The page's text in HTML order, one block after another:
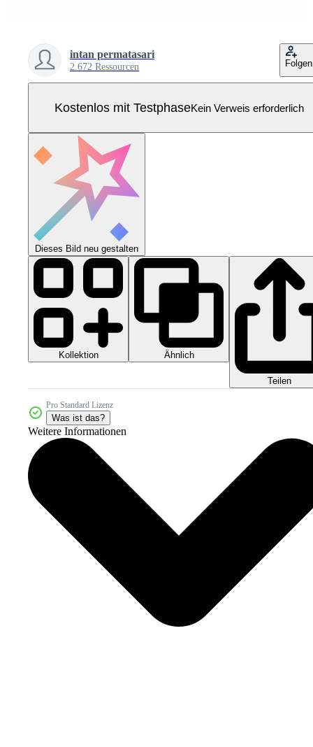
intan permatasari
2.672 Ressourcen Folgen
Kostenlos mit TestphaseKein Verweis erforderlich
Dieses Bild neu gestalten
Kollektion Ähnlich
Teilen
Pro Standard Lizenz
Was ist das?
Weitere Informationen